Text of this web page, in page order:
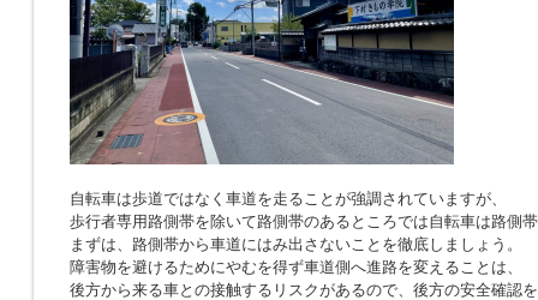
自転車は歩道ではなく車道を走ることが強調されていますが、
歩行者専用路側帯を除いて路側帯のあるところでは自転車は路側
まずは、路側帯から車道にはみ出さないことを徹底しましょう。
障害物を避けるためにやむを得ず車道側へ進路を変えることは、
後方から来る車との接触するリスクがあるので、後方の安全確認